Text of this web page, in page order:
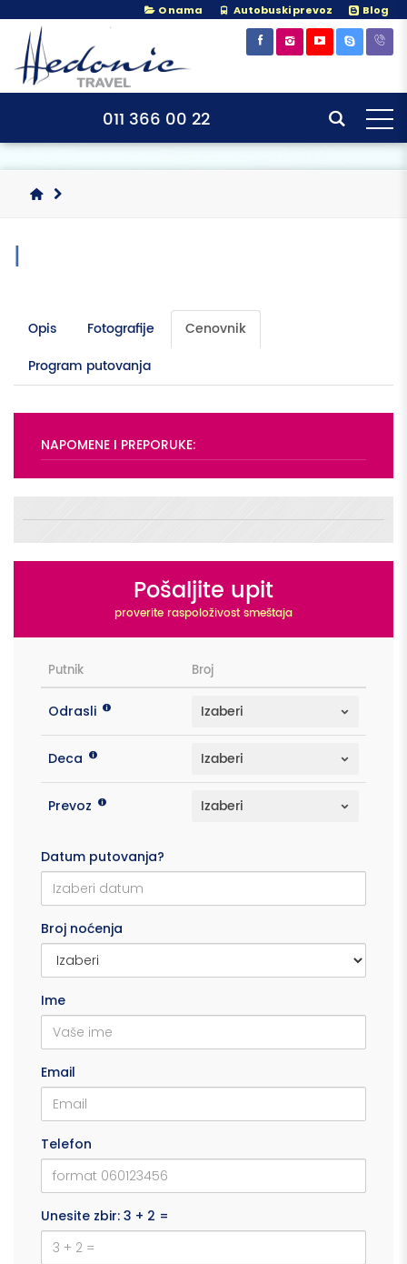
O nama Autobuski prevoz Blog
011 366 00 22
|
Opis Fotografije
Cenovnik
Program putovanja
NAPOMENE I PREPORUKE:
Pošaljite upit
proverite raspoloživost smeštaja
Putnik Broj
Odrasli
Deca
Prevoz
Datum putovanja?
Broj noćenja
Ime
Email
Telefon
Unesite zbir: 3 + 2 =
×
×